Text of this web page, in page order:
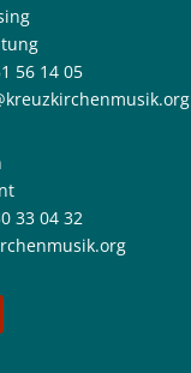
56 14 05
33 04 32